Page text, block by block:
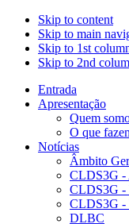
Skip to content
Skip to main
Skip to 1st
Skip to 2nd
Entrada
Apresentação
Quem
O que
Notícias
Âmbito
CLDS3G -
CLDS3G -
CLDS3G
DLBC